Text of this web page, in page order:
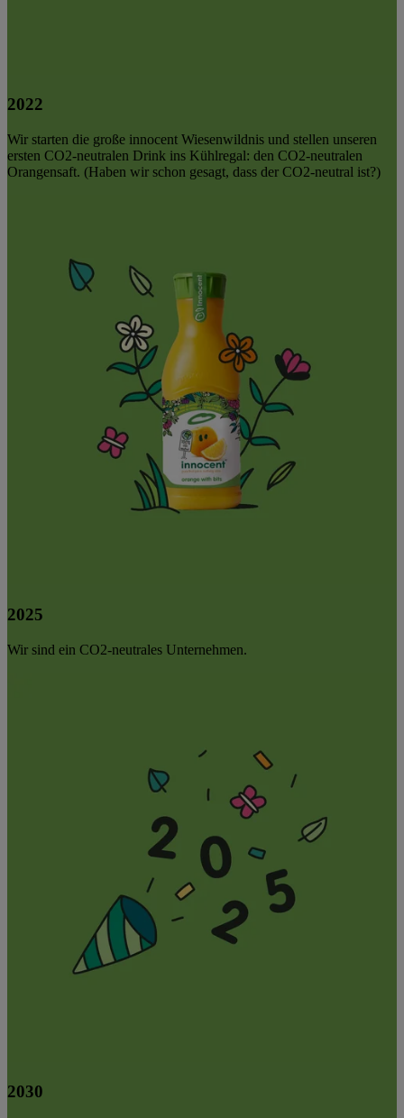
2022
Wir starten die große innocent Wiesenwildnis und stellen unseren
ersten CO2-neutralen Drink ins Kühlregal: den CO2-neutralen
Orangensaft. (Haben wir schon gesagt, dass der CO2-neutral ist?)
2025
Wir sind ein CO2-neutrales Unternehmen.
2030